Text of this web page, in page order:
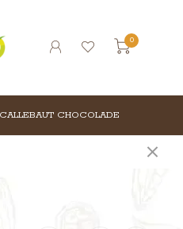
0
CALLEBAUT CHOCOLADE